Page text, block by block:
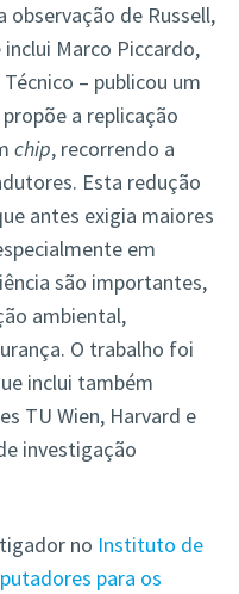
observação de Russell,
Marco Piccardo,
– publicou um
a replicação
chip, recorrendo a
Esta redução
antes exigia maiores
em
são importantes,
ambiental,
O trabalho foi
inclui também
TU Wien, Harvard e
investigação
no Instituto de
para os